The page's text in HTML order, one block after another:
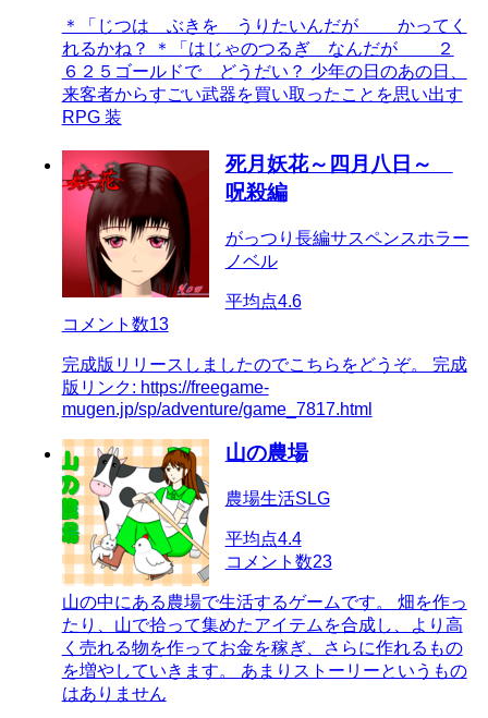
＊「じつは ぶきを うりたいんだが かってく
れるかね？ ＊「はじゃのつるぎ なんだが ２
６２５ゴールドで どうだい？ 少年の日のあの日、
来客者からすごい武器を買い取ったことを思い出す
RPG 装
死月妖花～四月八日～
呪殺編
がっつり長編サスペンスホラー
ノベル
平均点4.6
コメント数13
完成版リリースしましたのでこちらをどうぞ。 完成
版リンク: https://freegame-
mugen.jp/sp/adventure/game_7817.html
山の農場
農場生活SLG
平均点4.4
コメント数23
山の中にある農場で生活するゲームです。 畑を作っ
たり、山で拾って集めたアイテムを合成し、より高
く売れる物を作ってお金を稼ぎ、さらに作れるもの
を増やしていきます。 あまりストーリーというもの
はありません